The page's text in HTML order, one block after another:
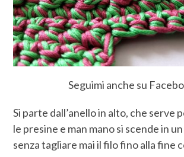
Seguimi anche su
Si parte dall’anello in alto, che serve
le presine e man mano si scende in
senza tagliare mai il filo fino alla fine